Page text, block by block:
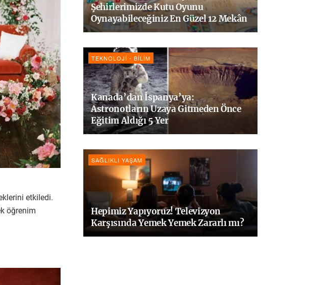
etkiledi.
öğrenim
Şehirlerimizde Kutu Oyunu
Oynayabileceğiniz En Güzel 12 Mekân
TEKNOLOJI - BILIM
Kanada’dan İspanya’ya:
Astronotların Uzaya Gitmeden Önce
Eğitim Aldığı 5 Yer
SAĞLIKLI YAŞAM
Hepimiz Yapıyoruz! Televizyon
Karşısında Yemek Yemek Zararlı mı?